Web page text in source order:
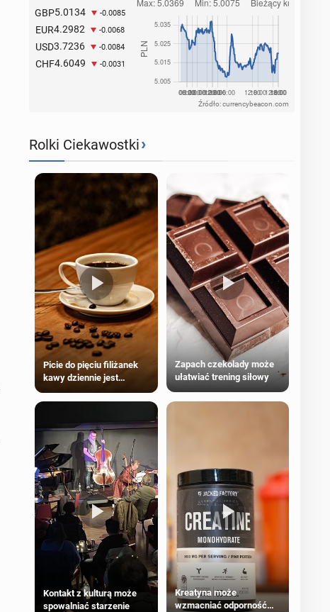
GBP5.0134 -0.0085
EUR4.2982 -0.0068
USD3.7236 -0.0084
CHF4.6049 -0.0031
Źródło: currencybeacon.com
Rolki Ciekawostki›
Picie do pięciu filiżanek
kawy dziennie jest
większości dorosłych
Zapach czekolady może
ułatwiać trening siłowy
Kontakt z kulturą może
spowalniać starzenie
Kreatyna może
wzmacniać odporność